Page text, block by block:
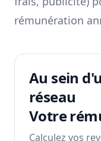
rémunération
Au sein
réseau
Votre
Calculez vos